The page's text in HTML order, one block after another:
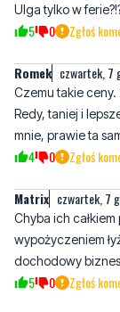
Ulga tylko w
5 0 Zgłoś
Romek czwartek, 7
Czemu takie ceny.
Redy, taniej i
mnie, prawie ta
4 0 Zgłoś
Matrix czwartek, 7
Chyba ich
wypożyczeniem
dochodowy
5 0 Zgłoś